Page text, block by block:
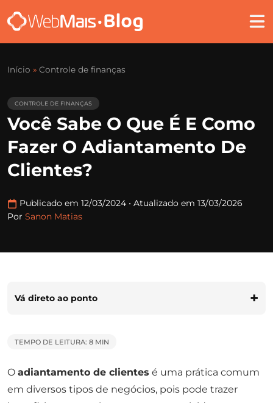
Início » Controle de finanças
CONTROLE DE FINANÇAS
Você Sabe O Que É E Como
Fazer O Adiantamento De
Clientes?
Publicado em 12/03/2024 • Atualizado em 13/03/2026
Por Sanon Matias
Vá direto ao ponto
TEMPO DE LEITURA: 8 MIN
O adiantamento de clientes é uma prática comum
em diversos tipos de negócios, pois pode trazer